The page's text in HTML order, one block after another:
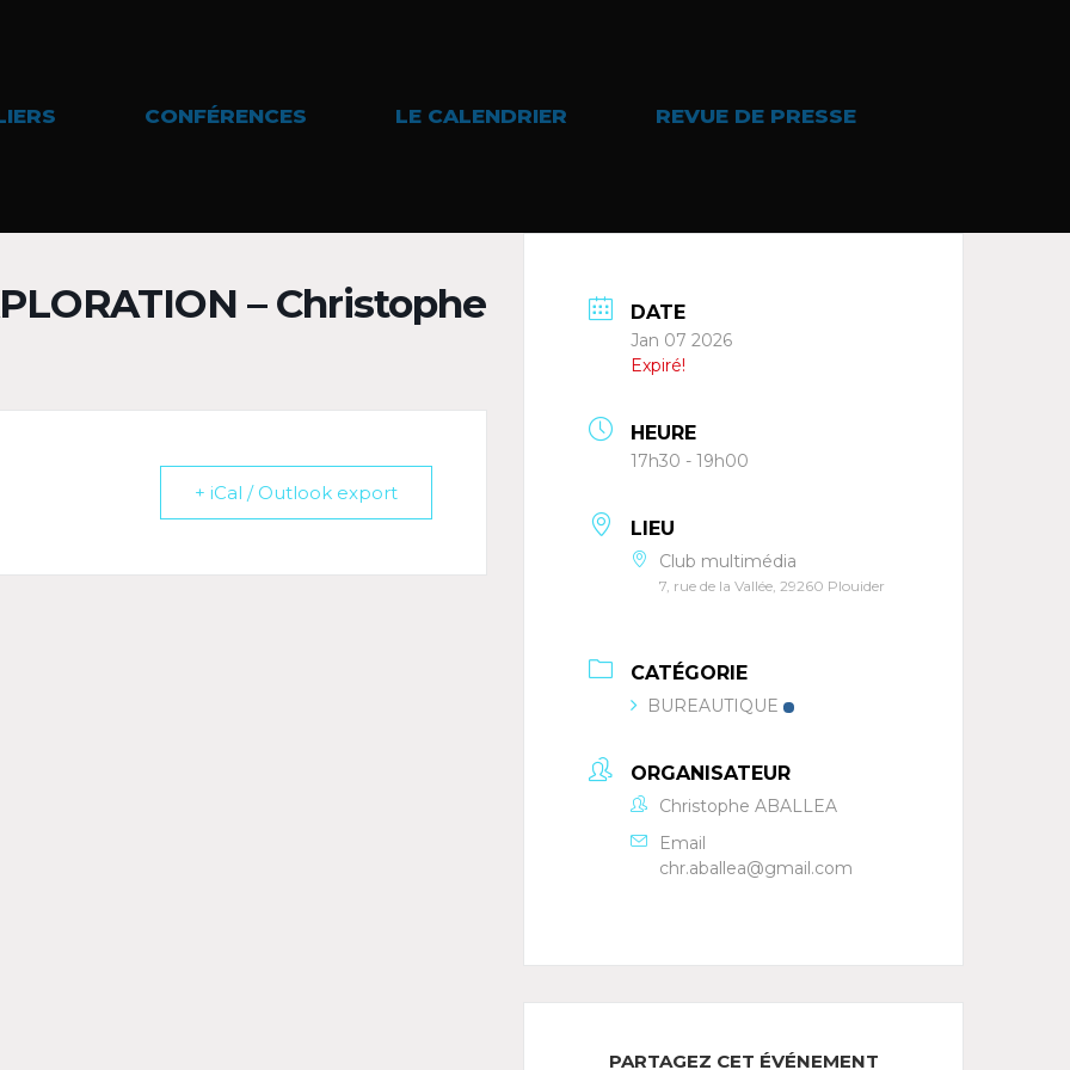
CONFÉRENCES LE CALENDRIER REVUE DE PRESSE
– Christophe
+ iCal / Outlook export
DATE
Jan 07 2026
Expiré!
HEURE
17h30 - 19h00
LIEU
Club multimédia
7, rue de la Vallée, 29260 Plouider
CATÉGORIE
BUREAUTIQUE
ORGANISATEUR
Christophe ABALLEA
Email
chr.aballea@gmail.com
PARTAGEZ CET ÉVÉNEMENT